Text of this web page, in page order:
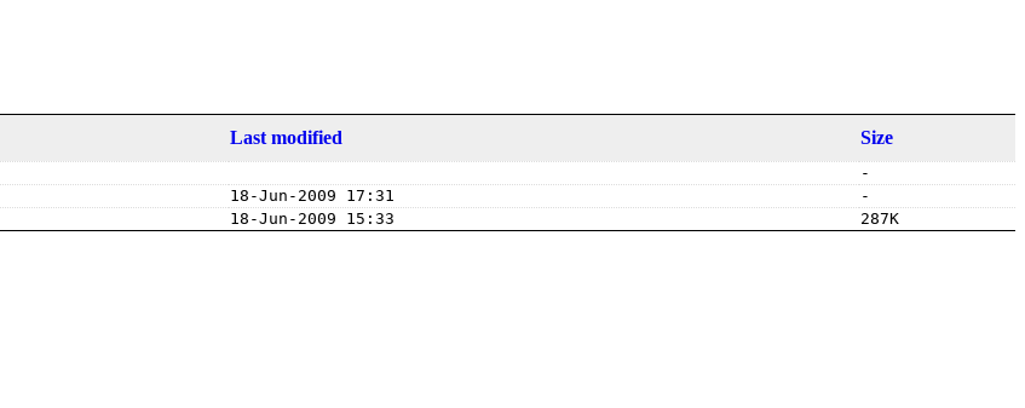
Last modified Size
-
18-Jun-2009 17:31
-
18-Jun-2009 15:33 287K